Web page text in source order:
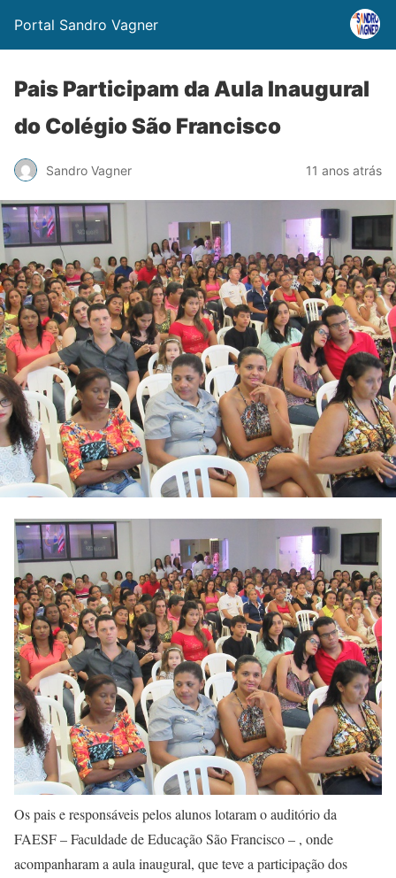
Portal Sandro Vagner
Pais Participam da Aula Inaugural
do Colégio São Francisco
Sandro Vagner 11 anos atrás
Os pais e responsáveis pelos alunos lotaram o auditório da
FAESF – Faculdade de Educação São Francisco – , onde
acompanharam a aula inaugural, que teve a participação dos